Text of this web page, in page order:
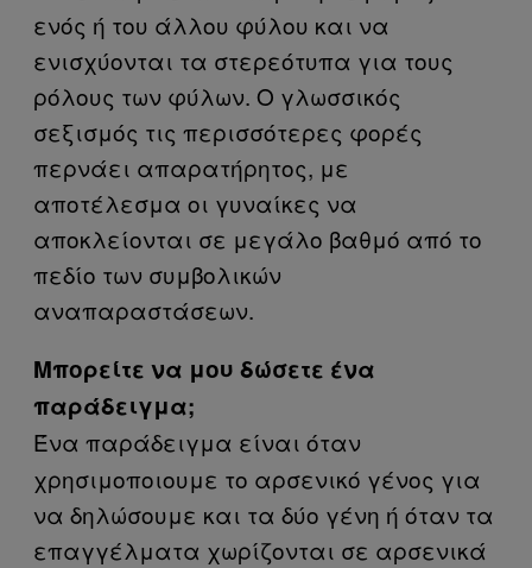
ενός ή του άλλου φύλου και να
ενισχύονται τα στερεότυπα για τους
ρόλους των φύλων. Ο γλωσσικός
σεξισμός τις περισσότερες φορές
περνάει απαρατήρητος, με
αποτέλεσμα οι γυναίκες να
αποκλείονται σε μεγάλο βαθμό από το
πεδίο των συμβολικών
αναπαραστάσεων.
Μπορείτε να μου δώσετε ένα
παράδειγμα;
Ένα παράδειγμα είναι όταν
χρησιμοποιουμε το αρσενικό γένος για
να δηλώσουμε και τα δύο γένη ή όταν τα
επαγγέλματα χωρίζονται σε αρσενικά